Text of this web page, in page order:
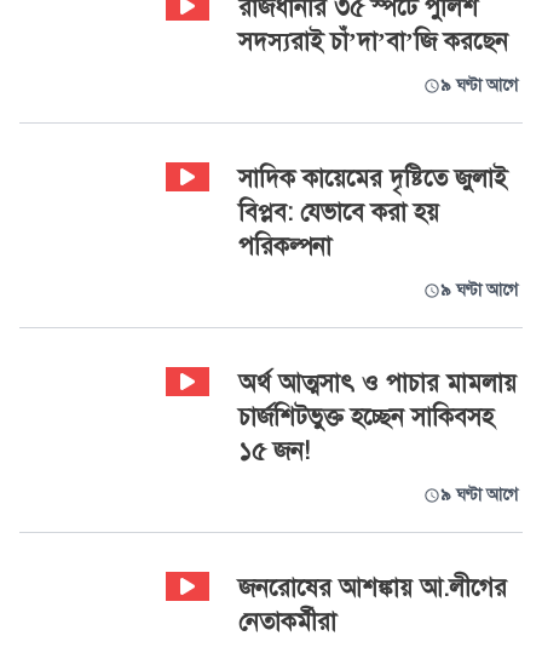
রাজধানীর ৩৫ স্পটে পুলিশ
সদস্যরাই চাঁ’দা’বা’জি করছেন
৯ ঘণ্টা আগে
সাদিক কায়েমের দৃষ্টিতে জুলাই
বিপ্লব: যেভাবে করা হয়
পরিকল্পনা
৯ ঘণ্টা আগে
অর্থ আত্মসাৎ ও পাচার মামলায়
চার্জশিটভুক্ত হচ্ছেন সাকিবসহ
১৫ জন!
৯ ঘণ্টা আগে
জনরোষের আশঙ্কায় আ.লীগের
নেতাকর্মীরা